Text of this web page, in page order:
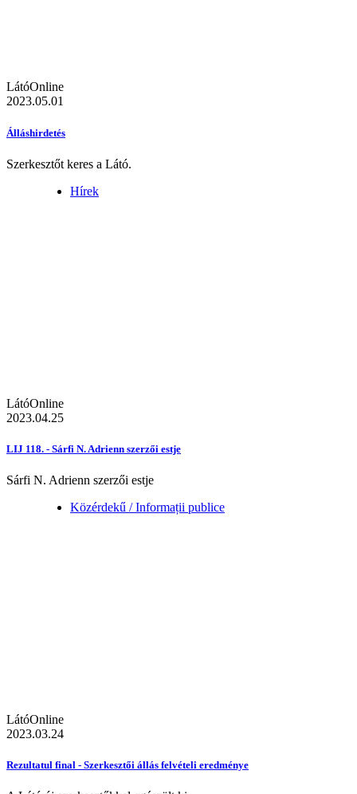
LátóOnline
2023.05.01
Álláshirdetés
Szerkesztőt keres a Látó.
Hírek
LátóOnline
2023.04.25
LIJ 118. - Sárfi N. Adrienn szerzői estje
Sárfi N. Adrienn szerzői estje
Közérdekű / Informații publice
LátóOnline
2023.03.24
Rezultatul final - Szerkesztői állás felvételi eredménye